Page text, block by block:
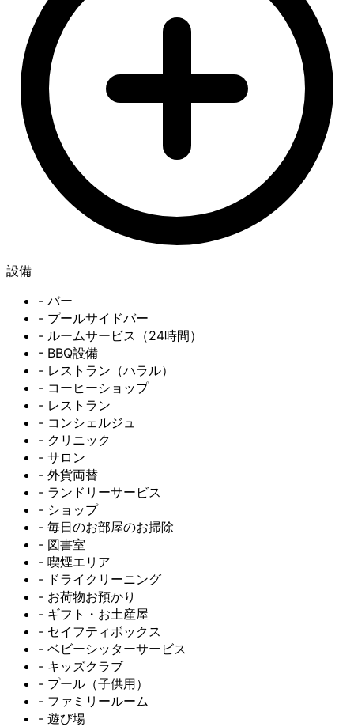
設備
- バー
- プールサイドバー
- ルームサービス（24時間）
- BBQ設備
- レストラン（ハラル）
- コーヒーショップ
- レストラン
- コンシェルジュ
- クリニック
- サロン
- 外貨両替
- ランドリーサービス
- ショップ
- 毎日のお部屋のお掃除
- 図書室
- 喫煙エリア
- ドライクリーニング
- お荷物お預かり
- ギフト・お土産屋
- セイフティボックス
- ベビーシッターサービス
- キッズクラブ
- プール（子供用）
- ファミリールーム
- 遊び場